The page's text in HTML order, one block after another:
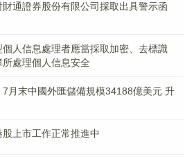
通證券股份有限公司採取出具警示函
人信息處理者應當採取加密、去標識
處理個人信息安全
7月末中國外匯儲備規模34188億美元 升
上市工作正常推進中